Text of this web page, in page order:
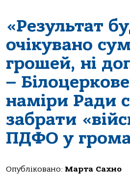
«Результат
очікувано
грошей, ні
–
наміри Ради
забрати
ПДФО у
Опубліковано: Марта Сахно